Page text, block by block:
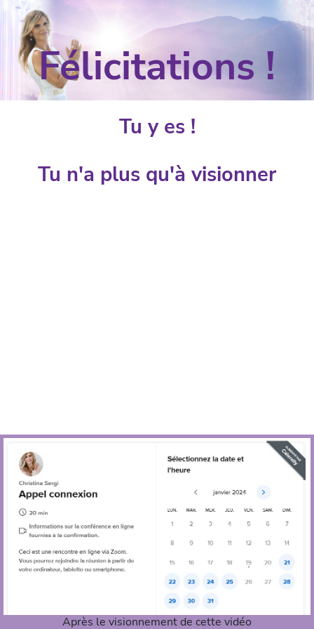
Félicitations !
Tu y es !
Tu n'a plus qu'à visionner
Après le visionnement de cette vidéo